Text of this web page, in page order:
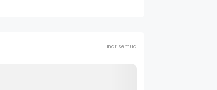
Lihat semua